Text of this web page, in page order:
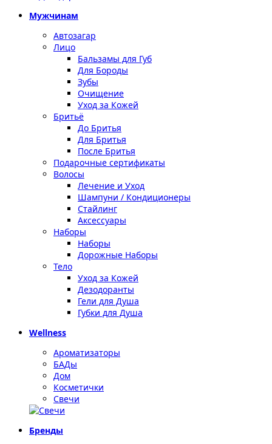
Мужчинам
Автозагар
Лицо
Бальзамы для Губ
Для Бороды
Зубы
Очищение
Уход за Кожей
Бритьё
До Бритья
Для Бритья
После Бритья
Подарочные сертификаты
Волосы
Лечение и Уход
Шампуни / Кондиционеры
Стайлинг
Аксессуары
Наборы
Наборы
Дорожные Наборы
Тело
Уход за Кожей
Дезодоранты
Гели для Душа
Губки для Душа
Wellness
Ароматизаторы
БАДы
Дом
Косметички
Свечи
Бренды